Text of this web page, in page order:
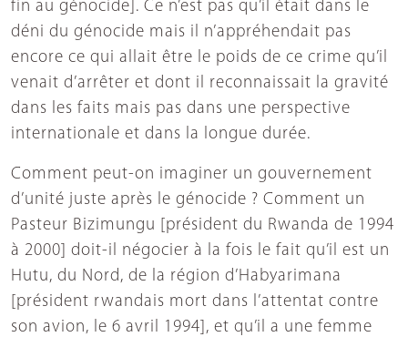
fin au génocide]. Ce n’est pas qu’il était dans le
déni du génocide mais il n’appréhendait pas
encore ce qui allait être le poids de ce crime qu’il
venait d’arrêter et dont il reconnaissait la gravité
dans les faits mais pas dans une perspective
internationale et dans la longue durée.
Comment peut-on imaginer un gouvernement
d’unité juste après le génocide ? Comment un
Pasteur Bizimungu [président du Rwanda de 1994
à 2000] doit-il négocier à la fois le fait qu’il est un
Hutu, du Nord, de la région d’Habyarimana
[président rwandais mort dans l’attentat contre
son avion, le 6 avril 1994], et qu’il a une femme